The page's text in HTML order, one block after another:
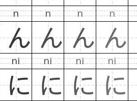
n n n n
ん ん ん ん
ni ni ni ni
に に に に